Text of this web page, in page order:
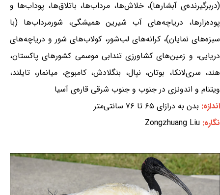
(دربرگیرنده‌ی آبشارها)، خلاش‌ها، مرداب‌ها، باتلاق‌ها، پوداب‌ها و
پوده‌زارها، دریاچه‌های آب شیرین همیشگی، شورمرداب‌ها (با
سبزه‌های نمایان)، کرانه‌های لب‌شور، کولاب‌های شور و دریاچه‌های
دریایی، و زمین‌های کشاورزی تندابی موسمی کشورهای پاکستان،
هند، سری‌لانکا، بوتان، نپال، بنگلادش، کامبوج، میانمار، تایلند،
ویتنام و اندونزی در جنوب و جنوب شرقی قاره‌ی آسیا
اندازه: بدن به درازای ۶۵ تا ۷۶ سانتی‌متر
نگاره: Zongzhuang Liu